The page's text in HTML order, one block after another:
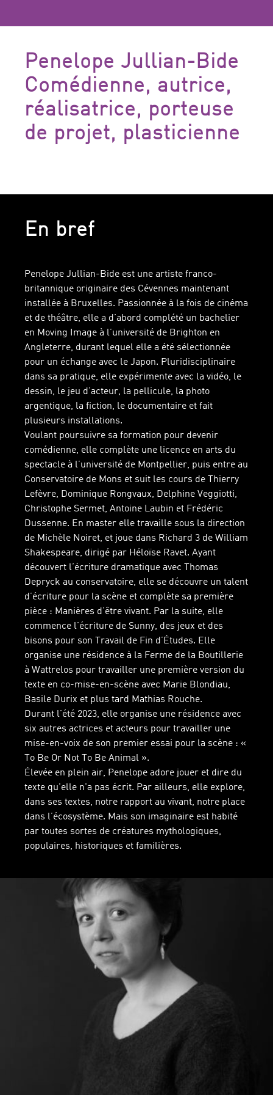
Penelope Jullian-Bide
Comédienne, autrice,
réalisatrice, porteuse
de projet, plasticienne
En bref
Penelope Jullian-Bide est une artiste franco-
britannique originaire des Cévennes maintenant
installée à Bruxelles. Passionnée à la fois de cinéma
et de théâtre, elle a d’abord complété un bachelier
en Moving Image à l’université de Brighton en
Angleterre, durant lequel elle a été sélectionnée
pour un échange avec le Japon. Pluridisciplinaire
dans sa pratique, elle expérimente avec la vidéo, le
dessin, le jeu d’acteur, la pellicule, la photo
argentique, la fiction, le documentaire et fait
plusieurs installations.
Voulant poursuivre sa formation pour devenir
comédienne, elle complète une licence en arts du
spectacle à l’université de Montpellier, puis entre au
Conservatoire de Mons et suit les cours de Thierry
Lefèvre, Dominique Rongvaux, Delphine Veggiotti,
Christophe Sermet, Antoine Laubin et Frédéric
Dussenne. En master elle travaille sous la direction
de Michèle Noiret, et joue dans Richard 3 de William
Shakespeare, dirigé par Héloïse Ravet. Ayant
découvert l’écriture dramatique avec Thomas
Depryck au conservatoire, elle se découvre un talent
d’écriture pour la scène et complète sa première
pièce : Manières d’être vivant. Par la suite, elle
commence l’écriture de Sunny, des jeux et des
bisons pour son Travail de Fin d’Études. Elle
organise une résidence à la Ferme de la Boutillerie
à Wattrelos pour travailler une première version du
texte en co-mise-en-scène avec Marie Blondiau,
Basile Durix et plus tard Mathias Rouche.
Durant l’été 2023, elle organise une résidence avec
six autres actrices et acteurs pour travailler une
mise-en-voix de son premier essai pour la scène : «
To Be Or Not To Be Animal ».
Élevée en plein air, Penelope adore jouer et dire du
texte qu'elle n'a pas écrit. Par ailleurs, elle explore,
dans ses textes, notre rapport au vivant, notre place
dans l’écosystème. Mais son imaginaire est habité
par toutes sortes de créatures mythologiques,
populaires, historiques et familières.